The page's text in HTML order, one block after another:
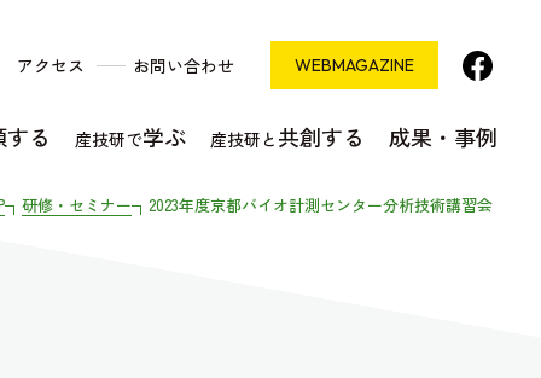
アクセス お問い合わせ WEBMAGAZINE
る 産技研で学ぶ 産技研と 共創する 成果・事例
研修・セミナー 2023年度京都バイオ計測センター分析技術講習会